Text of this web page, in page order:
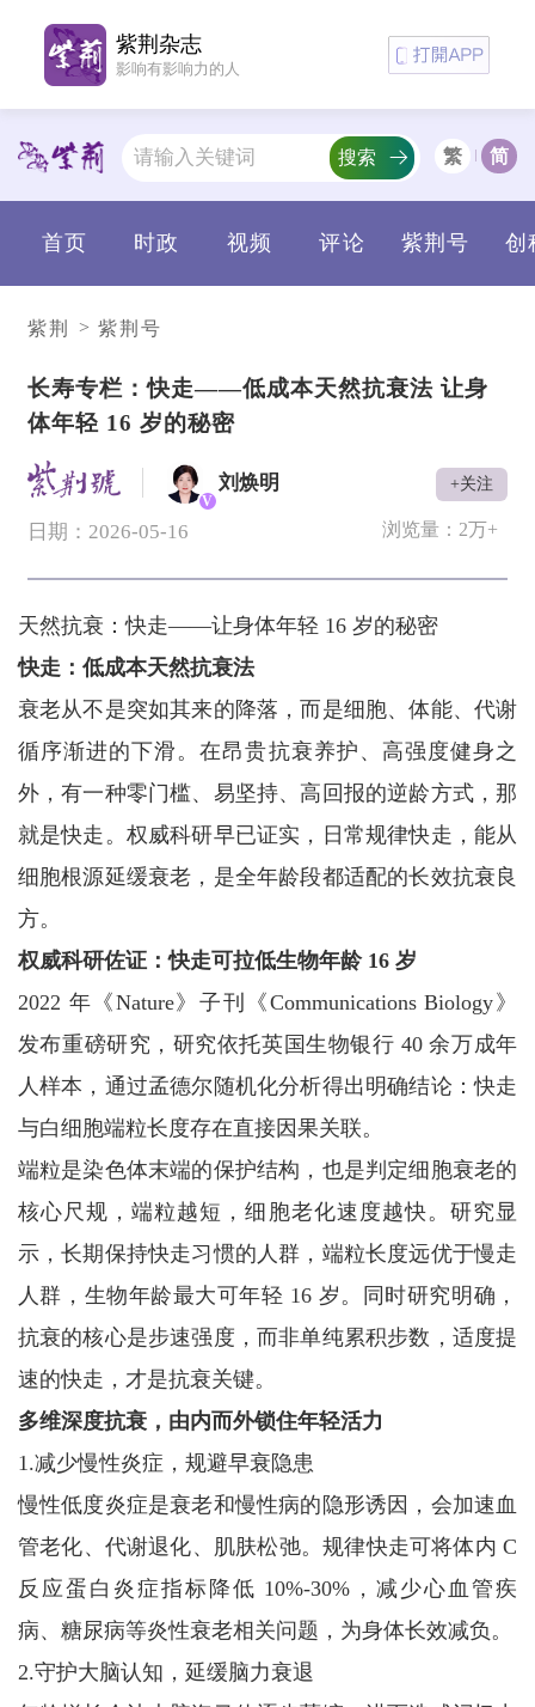
繁 简
首页 时政 视频 评论 紫荆号 创
搜索
紫荆 > 紫荆号
长寿专栏：快走——低成本天然抗衰法 让身
体年轻 16 岁的秘密
刘焕明
V
+关注
日期：2026-05-16 浏览量： 2万+
天然抗衰：快走——让身体年轻 16 岁的秘密
快走：低成本天然抗衰法
衰老从不是突如其来的降落，而是细胞、体能、代谢
循序渐进的下滑。在昂贵抗衰养护、高强度健身之
外，有一种零门槛、易坚持、高回报的逆龄方式，那
就是快走。权威科研早已证实，日常规律快走，能从
细胞根源延缓衰老，是全年龄段都适配的长效抗衰良
方。
权威科研佐证：快走可拉低生物年龄 16 岁
2022 年《Nature》子刊《Communications Biology》
发布重磅研究，研究依托英国生物银行 40 余万成年
人样本，通过孟德尔随机化分析得出明确结论：快走
与白细胞端粒长度存在直接因果关联。
端粒是染色体末端的保护结构，也是判定细胞衰老的
核心尺规，端粒越短，细胞老化速度越快。研究显
示，长期保持快走习惯的人群，端粒长度远优于慢走
人群，生物年龄最大可年轻 16 岁。同时研究明确，
抗衰的核心是步速强度，而非单纯累积步数，适度提
速的快走，才是抗衰关键。
多维深度抗衰，由内而外锁住年轻活力
1.减少慢性炎症，规避早衰隐患
慢性低度炎症是衰老和慢性病的隐形诱因，会加速血
管老化、代谢退化、肌肤松弛。规律快走可将体内 C
反应蛋白炎症指标降低 10%-30%，减少心血管疾
病、糖尿病等炎性衰老相关问题，为身体长效减负。
2.守护大脑认知，延缓脑力衰退
紫荆杂志
影响有影响力的人